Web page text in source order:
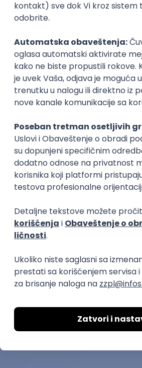
Inženjer organizacionih nauka
menadžment (srednji)
Poslovi posle studija
Supervizor/supervizorka
poslova higijene na objektu
Surčin